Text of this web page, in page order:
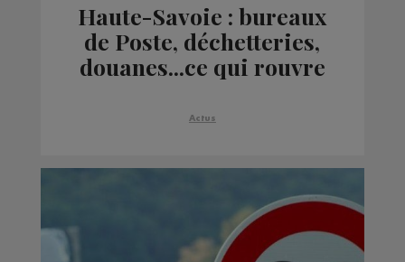
Haute-Savoie : bureaux
de Poste, déchetteries,
douanes...ce qui rouvre
Actus